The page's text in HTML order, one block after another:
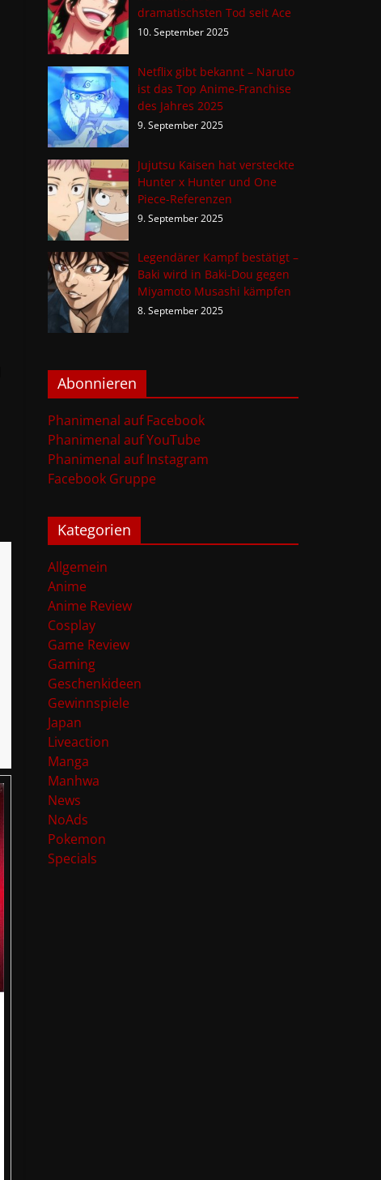
dramatischsten Tod seit Ace
10. September 2025
Netflix gibt bekannt – Naruto
ist das Top Anime-Franchise
des Jahres 2025
9. September 2025
Jujutsu Kaisen hat versteckte
Hunter x Hunter und One
Piece-Referenzen
9. September 2025
Legendärer Kampf bestätigt –
Baki wird in Baki-Dou gegen
Miyamoto Musashi kämpfen
8. September 2025
Abonnieren
Phanimenal auf Facebook
Phanimenal auf YouTube
Phanimenal auf Instagram
Facebook Gruppe
Kategorien
Allgemein
Anime
Anime Review
Cosplay
Game Review
Gaming
Geschenkideen
Gewinnspiele
Japan
Liveaction
Manga
Manhwa
News
NoAds
Pokemon
Specials